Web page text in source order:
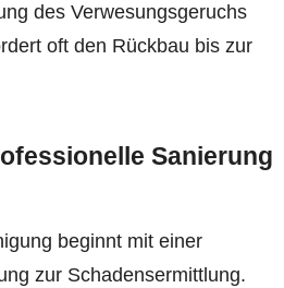
des Verwesungsgeruchs
oft den Rückbau bis zur
Sanierung
beginnt mit einer
zur Schadensermittlung.